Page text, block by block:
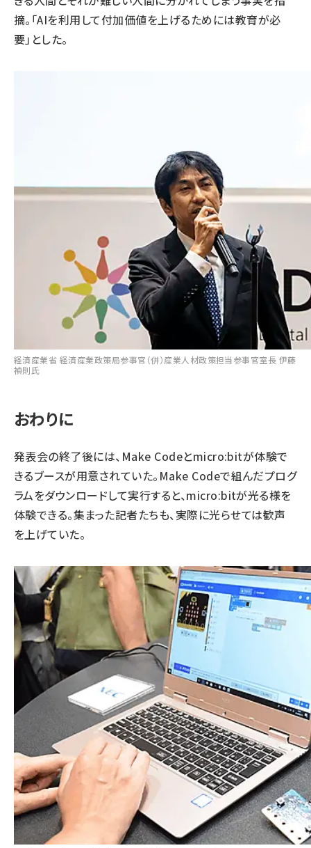
摘。「AIを利用して付加価値を上げるためには教育が必
要」とした。
経済産業省 経済産業政策局参事官（併）産業人材政策担当参事官室長 伊藤
禎則氏
おわりに
発表会の終了後には、Make Codeとmicro:bitが体験で
きるブースが用意されていた。Make Codeで組んだプログ
ラムをダウンロードして実行すると、micro:bitが光る様を
体験できる。集まった記者たちも、実際に光らせては歓声
を上げていた。